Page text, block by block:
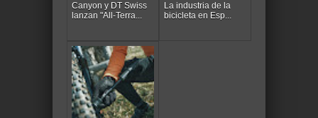
Canyon y DT Swiss
lanzan "All-Terra...
La industria de la
bicicleta en Esp...